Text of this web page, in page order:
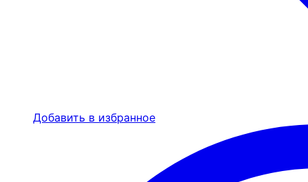
Добавить в избранное